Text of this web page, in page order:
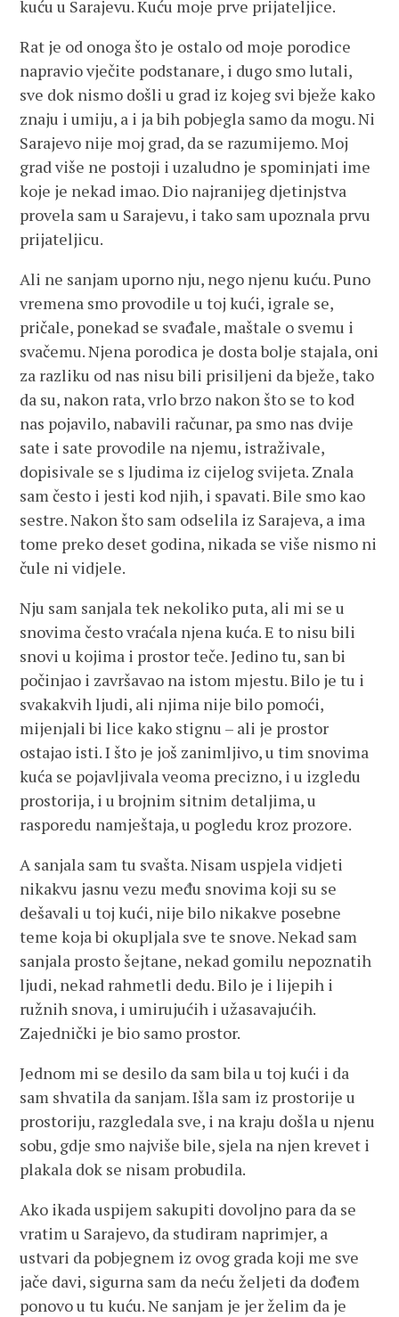
kuću u Sarajevu. Kuću moje prve prijateljice.
Rat je od onoga što je ostalo od moje porodice
napravio vječite podstanare, i dugo smo lutali,
sve dok nismo došli u grad iz kojeg svi bježe kako
znaju i umiju, a i ja bih pobjegla samo da mogu. Ni
Sarajevo nije moj grad, da se razumijemo. Moj
grad više ne postoji i uzaludno je spominjati ime
koje je nekad imao. Dio najranijeg djetinjstva
provela sam u Sarajevu, i tako sam upoznala prvu
prijateljicu.
Ali ne sanjam uporno nju, nego njenu kuću. Puno
vremena smo provodile u toj kući, igrale se,
pričale, ponekad se svađale, maštale o svemu i
svačemu. Njena porodica je dosta bolje stajala, oni
za razliku od nas nisu bili prisiljeni da bježe, tako
da su, nakon rata, vrlo brzo nakon što se to kod
nas pojavilo, nabavili računar, pa smo nas dvije
sate i sate provodile na njemu, istraživale,
dopisivale se s ljudima iz cijelog svijeta. Znala
sam često i jesti kod njih, i spavati. Bile smo kao
sestre. Nakon što sam odselila iz Sarajeva, a ima
tome preko deset godina, nikada se više nismo ni
čule ni vidjele.
Nju sam sanjala tek nekoliko puta, ali mi se u
snovima često vraćala njena kuća. E to nisu bili
snovi u kojima i prostor teče. Jedino tu, san bi
počinjao i završavao na istom mjestu. Bilo je tu i
svakakvih ljudi, ali njima nije bilo pomoći,
mijenjali bi lice kako stignu – ali je prostor
ostajao isti. I što je još zanimljivo, u tim snovima
kuća se pojavljivala veoma precizno, i u izgledu
prostorija, i u brojnim sitnim detaljima, u
rasporedu namještaja, u pogledu kroz prozore.
A sanjala sam tu svašta. Nisam uspjela vidjeti
nikakvu jasnu vezu među snovima koji su se
dešavali u toj kući, nije bilo nikakve posebne
teme koja bi okupljala sve te snove. Nekad sam
sanjala prosto šejtane, nekad gomilu nepoznatih
ljudi, nekad rahmetli dedu. Bilo je i lijepih i
ružnih snova, i umirujućih i užasavajućih.
Zajednički je bio samo prostor.
Jednom mi se desilo da sam bila u toj kući i da
sam shvatila da sanjam. Išla sam iz prostorije u
prostoriju, razgledala sve, i na kraju došla u njenu
sobu, gdje smo najviše bile, sjela na njen krevet i
plakala dok se nisam probudila.
Ako ikada uspijem sakupiti dovoljno para da se
vratim u Sarajevo, da studiram naprimjer, a
ustvari da pobjegnem iz ovog grada koji me sve
jače davi, sigurna sam da neću željeti da dođem
ponovo u tu kuću. Ne sanjam je jer želim da je